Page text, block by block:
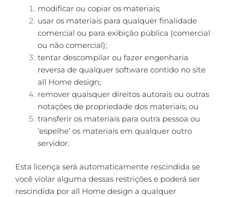
modificar ou copiar os materiais;
usar os materiais para qualquer finalidade
comercial ou para exibição pública (comercial
ou não comercial);
tentar descompilar ou fazer engenharia
reversa de qualquer software contido no site
all Home design;
remover quaisquer direitos autorais ou outras
notações de propriedade dos materiais; ou
transferir os materiais para outra pessoa ou
‘espelhe’ os materiais em qualquer outro
servidor.
Esta licença será automaticamente rescindida se
você violar alguma dessas restrições e poderá ser
rescindida por all Home design a qualquer